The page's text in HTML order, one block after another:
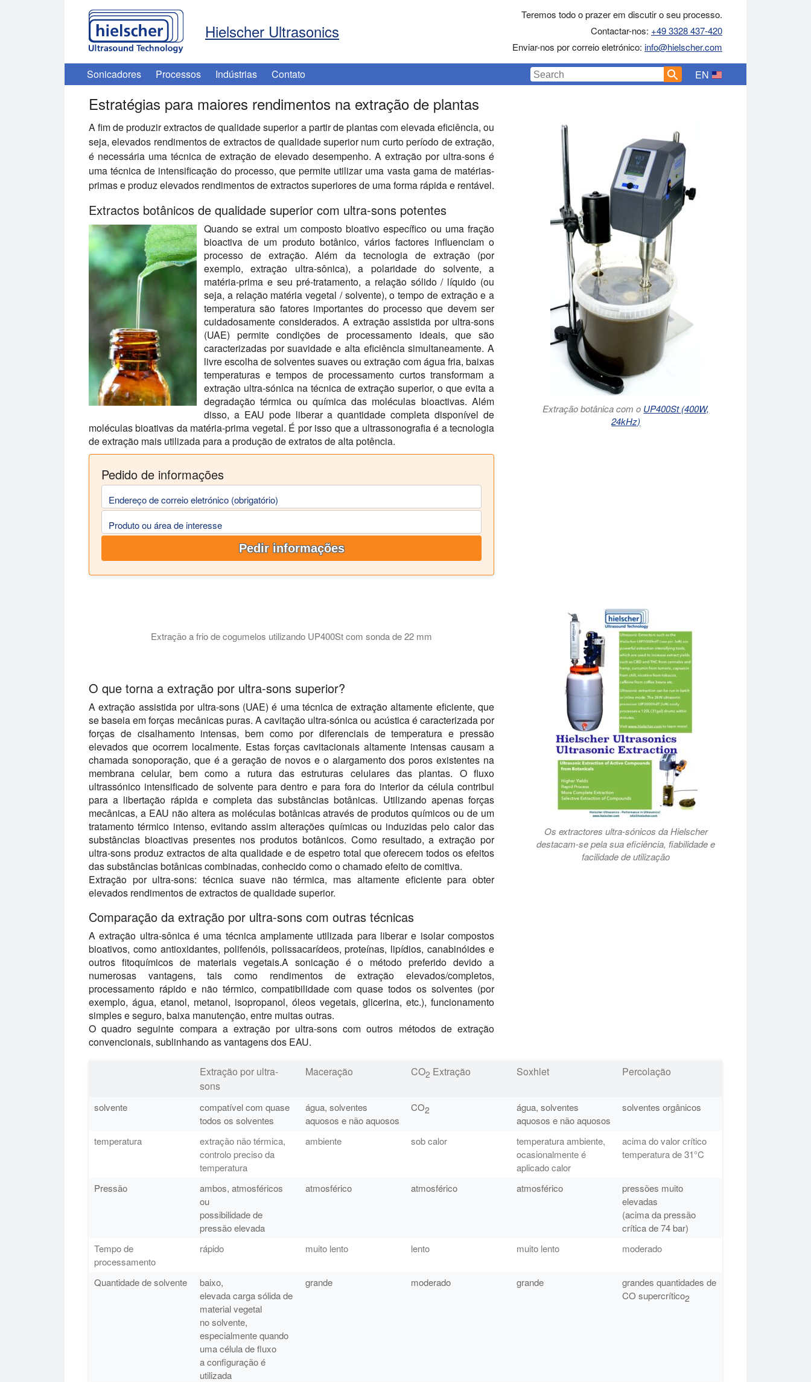
Hielscher Ultrasonics
Teremos todo o prazer em discutir o seu processo.
Contactar-nos: +49 3328 437-420
Enviar-nos por correio eletrónico: info@hielscher.com
Sonicadores Processos Indústrias Contato EN
Estratégias para maiores rendimentos na extração de plantas
A fim de produzir extractos de qualidade superior a partir de plantas com elevada eficiência, ou
seja, elevados rendimentos de extractos de qualidade superior num curto período de extração,
é necessária uma técnica de extração de elevado desempenho. A extração por ultra-sons é
uma técnica de intensificação do processo, que permite utilizar uma vasta gama de matérias-
primas e produz elevados rendimentos de extractos superiores de uma forma rápida e rentável.
Extractos botânicos de qualidade superior com ultra-sons potentes
Quando se extrai um composto bioativo específico ou uma fração
bioactiva de um produto botânico, vários factores influenciam o
processo de extração. Além da tecnologia de extração (por
exemplo, extração ultra-sônica), a polaridade do solvente, a
matéria-prima e seu pré-tratamento, a relação sólido / líquido (ou
seja, a relação matéria vegetal / solvente), o tempo de extração e a
temperatura são fatores importantes do processo que devem ser
cuidadosamente considerados. A extração assistida por ultra-sons
(UAE) permite condições de processamento ideais, que são
caracterizadas por suavidade e alta eficiência simultaneamente. A
livre escolha de solventes suaves ou extração com água fria, baixas
temperaturas e tempos de processamento curtos transformam a
extração ultra-sónica na técnica de extração superior, o que evita a
degradação térmica ou química das moléculas bioactivas. Além
disso, a EAU pode liberar a quantidade completa disponível de
moléculas bioativas da matéria-prima vegetal. É por isso que a ultrassonografia é a tecnologia
de extração mais utilizada para a produção de extratos de alta potência.
Pedido de informações
Endereço de correio eletrónico (obrigatório)
Produto ou área de interesse
Pedir informações
Extração botânica com o UP400St (400W,
24kHz)
Extração a frio de cogumelos utilizando UP400St com sonda de 22 mm
Ultrasonication é um método de extração rápida e suave para produzir extrato de cogumelo de alta qualidade. No vídeo, um UP400St é usado para extraktion shitake.
O que torna a extração por ultra-sons superior?
A extração assistida por ultra-sons (UAE) é uma técnica de extração altamente eficiente, que
se baseia em forças mecânicas puras. A cavitação ultra-sónica ou acústica é caracterizada por
forças de cisalhamento intensas, bem como por diferenciais de temperatura e pressão
elevados que ocorrem localmente. Estas forças cavitacionais altamente intensas causam a
chamada sonoporação, que é a geração de novos e o alargamento dos poros existentes na
membrana celular, bem como a rutura das estruturas celulares das plantas. O fluxo
ultrassónico intensificado de solvente para dentro e para fora do interior da célula contribui
para a libertação rápida e completa das substâncias botânicas. Utilizando apenas forças
mecânicas, a EAU não altera as moléculas botânicas através de produtos químicos ou de um
tratamento térmico intenso, evitando assim alterações químicas ou induzidas pelo calor das
substâncias bioactivas presentes nos produtos botânicos. Como resultado, a extração por
ultra-sons produz extractos de alta qualidade e de espetro total que oferecem todos os efeitos
das substâncias botânicas combinadas, conhecido como o chamado efeito de comitiva.
Extração por ultra-sons: técnica suave não térmica, mas altamente eficiente para obter
elevados rendimentos de extractos de qualidade superior.
Comparação da extração por ultra-sons com outras técnicas
A extração ultra-sônica é uma técnica amplamente utilizada para liberar e isolar compostos
bioativos, como antioxidantes, polifenóis, polissacarídeos, proteínas, lipídios, canabinóides e
outros fitoquímicos de materiais vegetais.A sonicação é o método preferido devido a
numerosas vantagens, tais como rendimentos de extração elevados/completos,
processamento rápido e não térmico, compatibilidade com quase todos os solventes (por
exemplo, água, etanol, metanol, isopropanol, óleos vegetais, glicerina, etc.), funcionamento
simples e seguro, baixa manutenção, entre muitas outras.
O quadro seguinte compara a extração por ultra-sons com outros métodos de extração
convencionais, sublinhando as vantagens dos EAU.
Os extractores ultra-sónicos da Hielscher
destacam-se pela sua eficiência, fiabilidade e
facilidade de utilização
Extração por ultra-
sons
Maceração CO2 Extração Soxhlet Percolação
solvente
compatível com quase
todos os solventes
água, solventes
aquosos e não aquosos
CO2
água, solventes
aquosos e não aquosos
solventes orgânicos
temperatura
extração não térmica,
controlo preciso da
temperatura
ambiente sob calor
temperatura ambiente,
ocasionalmente é
aplicado calor
acima do valor crítico
temperatura de 31°C
Pressão
ambos, atmosféricos
ou
possibilidade de
pressão elevada
atmosférico atmosférico atmosférico
pressões muito
elevadas
(acima da pressão
crítica de 74 bar)
Tempo de
processamento
rápido muito lento lento muito lento moderado
Quantidade de solvente
baixo,
elevada carga sólida de
material vegetal
no solvente,
especialmente quando
uma célula de fluxo
a configuração é
utilizada
grande moderado grande
grandes quantidades de
CO supercrítico2